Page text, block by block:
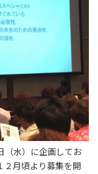
（水）に企画してお
２月頃より募集を開